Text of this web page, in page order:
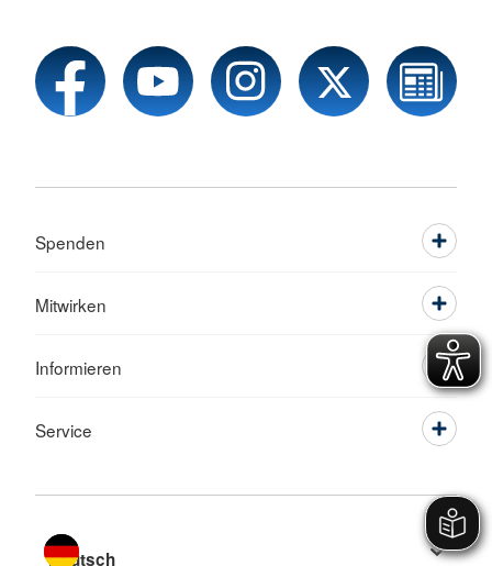
Spenden
Mitwirken
Informieren
Service
Sprache wechseln zu